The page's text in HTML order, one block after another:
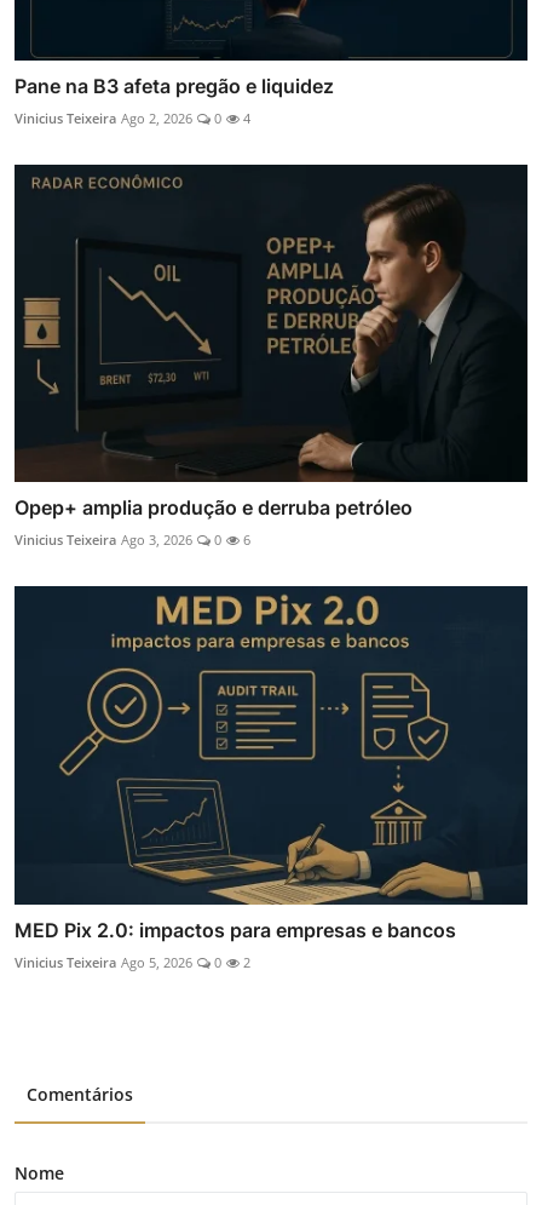
Pane na B3 afeta pregão e liquidez
Vinicius Teixeira Ago 2, 2026 0 4
Opep+ amplia produção e derruba petróleo
Vinicius Teixeira Ago 3, 2026 0 6
MED Pix 2.0: impactos para empresas e bancos
Vinicius Teixeira Ago 5, 2026 0 2
Comentários
Nome